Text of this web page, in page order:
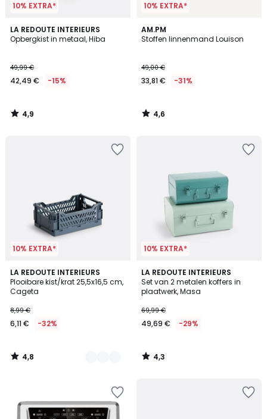
10% EXTRA*
LA REDOUTE INTERIEURS
Opbergkist in metaal, Hiba
49,99 €
42,49 € -15%
4,9
/ 5
4,9
/
10% EXTRA*
AM.PM
Stoffen linnenmand Louison
49,00 €
33,81 € -31%
4,6
/ 5
4,6
/
10% EXTRA*
LA REDOUTE INTERIEURS
Plooibare kist/krat 25,5x16,5 cm,
Cageta
8,99 €
6,11 € -32%
4,8
/ 5
3
Kleuren
4,8
/
10% EXTRA*
LA REDOUTE INTERIEURS
Set van 2 metalen koffers in
plaatwerk, Masa
69,99 €
49,69 € -29%
4,3
/ 5
4,3
/